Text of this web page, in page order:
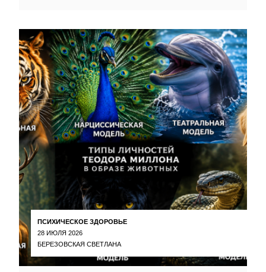
ПСИХИЧЕСКОЕ ЗДОРОВЬЕ
28 ИЮЛЯ 2026
БЕРЕЗОВСКАЯ СВЕТЛАНА